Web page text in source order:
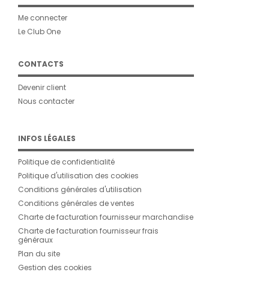
Me connecter
Le Club One
CONTACTS
Devenir client
Nous contacter
INFOS LÉGALES
Politique de confidentialité
Politique d'utilisation des cookies
Conditions générales d'utilisation
Conditions générales de ventes
Charte de facturation fournisseur marchandise
Charte de facturation fournisseur frais
généraux
Plan du site
Gestion des cookies